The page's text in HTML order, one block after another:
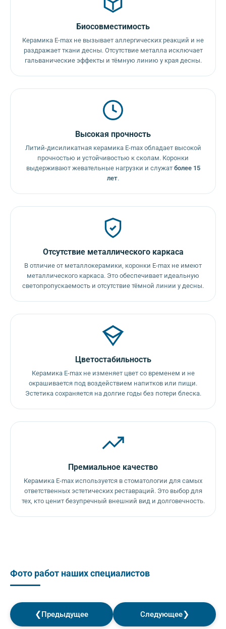
Биосовместимость
Керамика E-max не вызывает аллергических реакций и не
раздражает ткани десны. Отсутствие металла исключает
гальванические эффекты и тёмную линию у края десны.
Высокая прочность
Литий-дисиликатная керамика E-max обладает высокой
прочностью и устойчивостью к сколам. Коронки
выдерживают жевательные нагрузки и служат более 15
лет.
Отсутствие металлического каркаса
В отличие от металлокерамики, коронки E-max не имеют
металлического каркаса. Это обеспечивает идеальную
светопропускаемость и отсутствие тёмной линии у десны.
Цветостабильность
Керамика E-max не изменяет цвет со временем и не
окрашивается под воздействием напитков или пищи.
Эстетика сохраняется на долгие годы без потери блеска.
Премиальное качество
Керамика E-max используется в стоматологии для самых
ответственных эстетических реставраций. Это выбор для
тех, кто ценит безупречный внешний вид и долговечность.
Фото работ наших специалистов
❮Предыдущее Следующее❯